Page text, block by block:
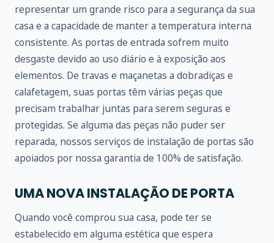
representar um grande risco para a segurança da sua
casa e a capacidade de manter a temperatura interna
consistente. As portas de entrada sofrem muito
desgaste devido ao uso diário e à exposição aos
elementos. De travas e maçanetas a dobradiças e
calafetagem, suas portas têm várias peças que
precisam trabalhar juntas para serem seguras e
protegidas. Se alguma das peças não puder ser
reparada, nossos serviços de instalação de portas são
apoiados por nossa garantia de 100% de satisfação.
UMA NOVA INSTALAÇÃO DE PORTA
Quando você comprou sua casa, pode ter se
estabelecido em alguma estética que espera